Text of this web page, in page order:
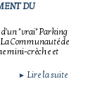
DU
d'un "vrai" Parking
Communauté de
mini-crèche et
► Lire la suite